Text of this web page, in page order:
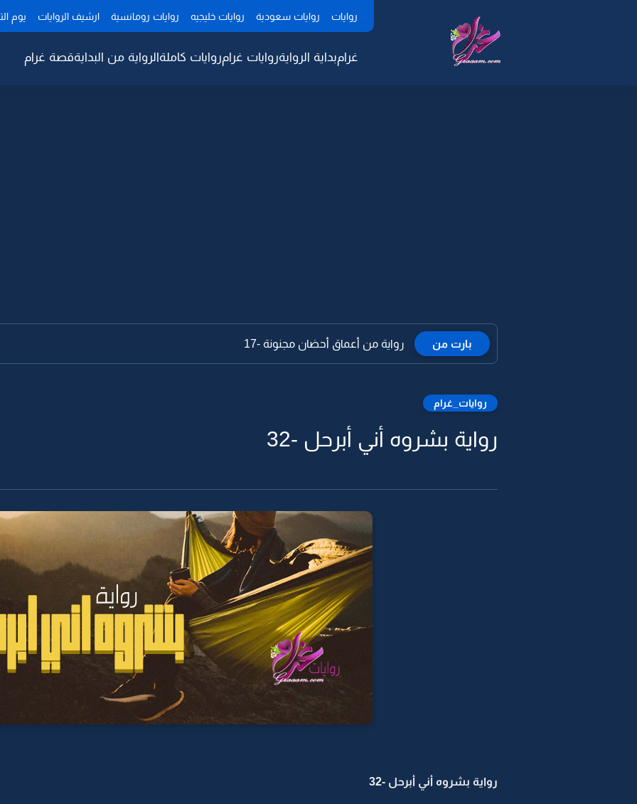
روايات روايات سعودية روايات خليجيه روايات رومانسية ارشيف الروايات يوم
غرامبداية الروايةروايات غرامروايات كاملةالرواية من البدايةقصة غرام
بارت من رواية من أعماق أحضان مجنونة -17
روايات_غرام
رواية بشروه أني أبرحل -32
رواية بشروه أني أبرحل -32